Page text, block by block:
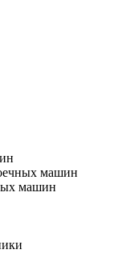
машин
машин